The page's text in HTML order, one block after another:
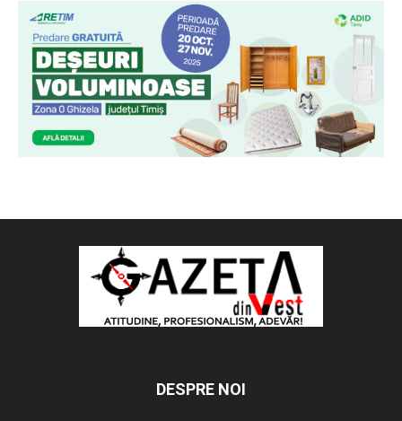
DESPRE NOI